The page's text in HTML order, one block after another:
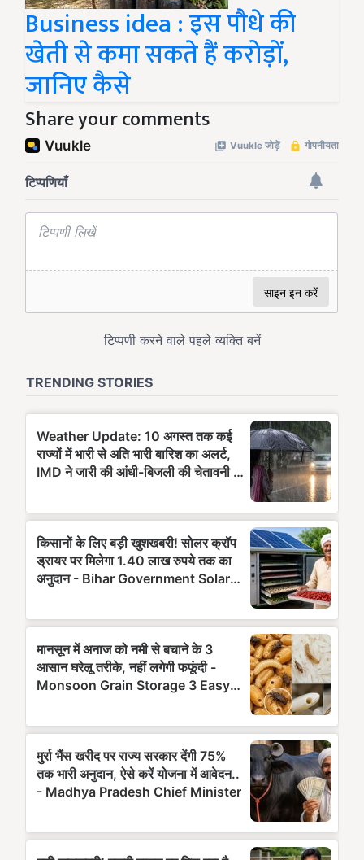
Business idea : इस पौधे की
खेती से कमा सकते हैं करोड़ों,
जानिए कैसे
Share your comments